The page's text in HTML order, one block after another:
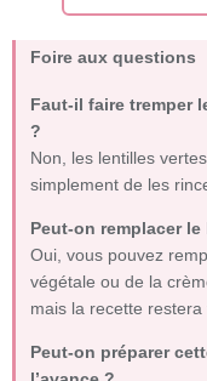
Foire aux questions
Faut-il faire tremper
?
Non, les lentilles
simplement de les
Peut-on remplacer
Oui, vous pouvez
végétale ou de la
mais la recette
Peut-on préparer